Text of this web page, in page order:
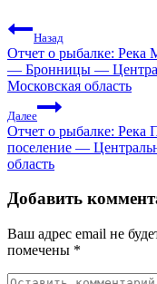
Назад
Отчет о рыбалке:
— Бронницы —
Московская область
Далее
Отчет о рыбалке: Река
поселение —
область
Добавить
Ваш адрес email не
помечены *